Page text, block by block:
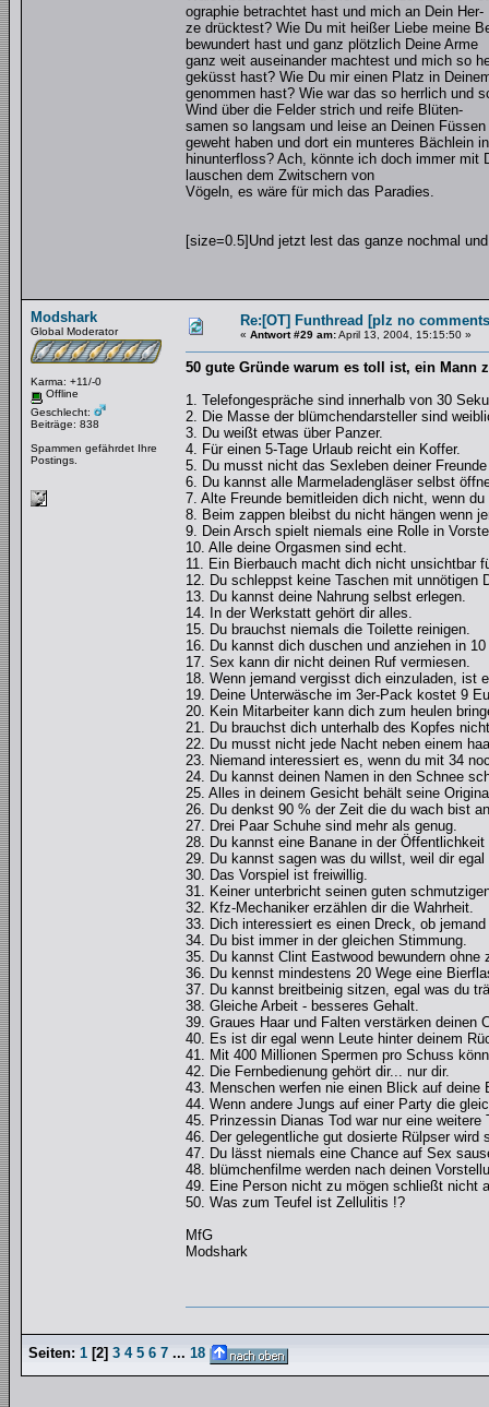
ographie betrachtet hast und mich an Dein Her-
ze drücktest? Wie Du mit heißer Liebe meine
bewundert hast und ganz plötzlich Deine Arme
ganz weit auseinander machtest und mich so
geküsst hast? Wie Du mir einen Platz in
genommen hast? Wie war das so herrlich und
Wind über die Felder strich und reife Blüten-
samen so langsam und leise an Deinen Füssen
geweht haben und dort ein munteres Bächlein
hinunterfloss? Ach, könnte ich doch immer mit
lauschen dem Zwitschern von
Vögeln, es wäre für mich das Paradies.
[size=0.5]Und jetzt lest das ganze nochmal
Modshark
Global Moderator
Karma: +11/-0
Offline
Geschlecht:
Beiträge: 838
Spammen gefährdet Ihre
Postings.
Re:[OT] Funthread [plz no
« Antwort #29 am:April 13, 2004, 15:15:50 »
50 gute Gründe warum es toll ist, ein Mann
1. Telefongespräche sind innerhalb von 30
2. Die Masse der blümchendarsteller sind
3. Du weißt etwas über Panzer.
4. Für einen 5-Tage Urlaub reicht ein Koffer.
5. Du musst nicht das Sexleben deiner
6. Du kannst alle Marmeladengläser selbst
7. Alte Freunde bemitleiden dich nicht, wenn
8. Beim zappen bleibst du nicht hängen wenn
9. Dein Arsch spielt niemals eine Rolle in
10. Alle deine Orgasmen sind echt.
11. Ein Bierbauch macht dich nicht unsichtbar
12. Du schleppst keine Taschen mit unnötigen
13. Du kannst deine Nahrung selbst erlegen.
14. In der Werkstatt gehört dir alles.
15. Du brauchst niemals die Toilette reinigen.
16. Du kannst dich duschen und anziehen in
17. Sex kann dir nicht deinen Ruf vermiesen.
18. Wenn jemand vergisst dich einzuladen, ist
19. Deine Unterwäsche im 3er-Pack kostet 9
20. Kein Mitarbeiter kann dich zum heulen
21. Du brauchst dich unterhalb des Kopfes
22. Du musst nicht jede Nacht neben einem
23. Niemand interessiert es, wenn du mit 34
24. Du kannst deinen Namen in den Schnee
25. Alles in deinem Gesicht behält seine
26. Du denkst 90 % der Zeit die du wach bist
27. Drei Paar Schuhe sind mehr als genug.
28. Du kannst eine Banane in der Öffentlichkeit
29. Du kannst sagen was du willst, weil dir
30. Das Vorspiel ist freiwillig.
31. Keiner unterbricht seinen guten
32. Kfz-Mechaniker erzählen dir die Wahrheit.
33. Dich interessiert es einen Dreck, ob
34. Du bist immer in der gleichen Stimmung.
35. Du kannst Clint Eastwood bewundern ohne
36. Du kennst mindestens 20 Wege eine
37. Du kannst breitbeinig sitzen, egal was du
38. Gleiche Arbeit - besseres Gehalt.
39. Graues Haar und Falten verstärken deinen
40. Es ist dir egal wenn Leute hinter deinem
41. Mit 400 Millionen Spermen pro Schuss
42. Die Fernbedienung gehört dir... nur dir.
43. Menschen werfen nie einen Blick auf
44. Wenn andere Jungs auf einer Party die
45. Prinzessin Dianas Tod war nur eine weitere
46. Der gelegentliche gut dosierte Rülpser wird
47. Du lässt niemals eine Chance auf Sex
48. blümchenfilme werden nach deinen
49. Eine Person nicht zu mögen schließt nicht
50. Was zum Teufel ist Zellulitis !?
MfG
Modshark
Seiten: 1 [2] 3 4 5 6 7 ... 18